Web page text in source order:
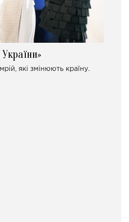
мрій, які змінюють країну.